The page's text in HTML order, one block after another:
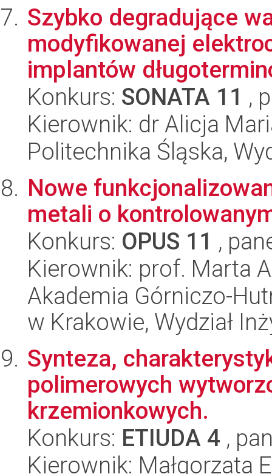
Szybko degradujące
modyfikowanej
implantów
Konkurs: SONATA 11 ,
Kierownik: dr Alicja
Politechnika Śląska,
Nowe
metali o
Konkurs: OPUS 11 ,
Kierownik: prof. Marta
Akademia Górniczo-
w Krakowie, Wydział
Synteza,
polimerowych
krzemionkowych.
Konkurs: ETIUDA 4 ,
Kierownik: Małgorzata